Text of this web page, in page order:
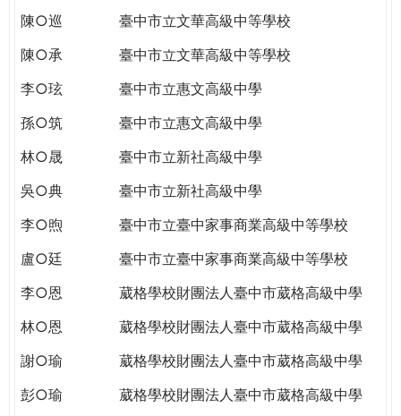
民。
TODAY
THE
TOMORROW
PUTTING
ON
THE
PATH
CITIZENSHIP
陳○巡
臺中市立文華高級中等學校
陳○承
臺中市立文華高級中等學校
李○玹
臺中市立惠文高級中學
孫○筑
臺中市立惠文高級中學
林○晟
臺中市立新社高級中學
吳○典
臺中市立新社高級中學
李○煦
臺中市立臺中家事商業高級中等學校
盧○廷
臺中市立臺中家事商業高級中等學校
李○恩
葳格學校財團法人臺中市葳格高級中學
林○恩
葳格學校財團法人臺中市葳格高級中學
謝○瑜
葳格學校財團法人臺中市葳格高級中學
彭○瑜
葳格學校財團法人臺中市葳格高級中學